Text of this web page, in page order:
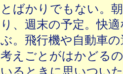
とばかりでもない。
り、週末の予定。快
ぶ。飛行機や自動車
考えごとがはかどる
いるときに思いつい